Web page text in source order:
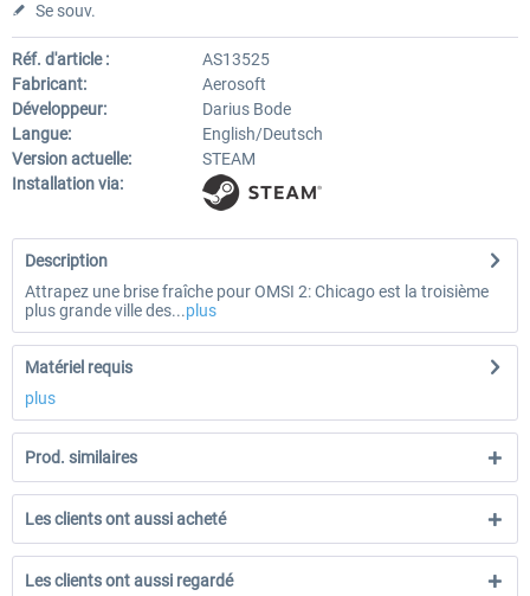
Se souv.
Réf. d'article :
AS13525
Fabricant:
Aerosoft
Développeur:
Darius Bode
Langue:
English/Deutsch
Version actuelle:
STEAM
Installation via:
Description
Attrapez une brise fraîche pour OMSI 2: Chicago est la troisième
plus grande ville des...plus
Matériel requis
plus
Prod. similaires
Les clients ont aussi acheté
Les clients ont aussi regardé